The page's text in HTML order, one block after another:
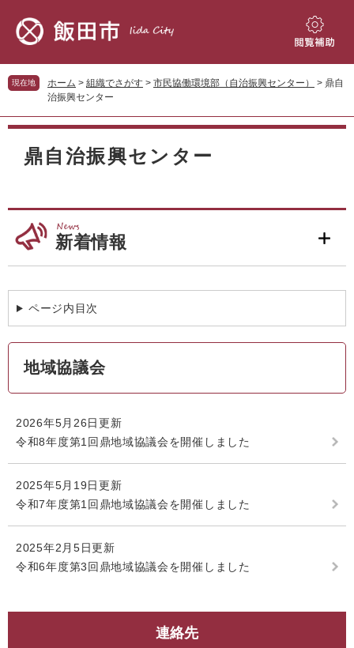
先
頭
す。
を
飛
し
閲
補
現在地 ホーム > 組織でさがす > 市民協働環境部（自治振興センター） > 鼎自
治振興センター
本
鼎自治振興センター
新着情報
ページ内目次
地域協議会
2026年5月26日更新
令和8年度第1回鼎地域協議会を開催しました
2025年5月19日更新
令和7年度第1回鼎地域協議会を開催しました
2025年2月5日更新
令和6年度第3回鼎地域協議会を開催しました
連絡先